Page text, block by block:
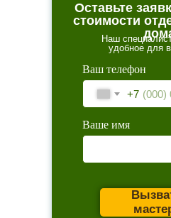
Ваш телефон
+7
Ваше имя
Оставьте
стоимости
Наш
удобное для